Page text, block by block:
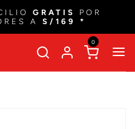
GRATIS
POR
A S/169 *
0